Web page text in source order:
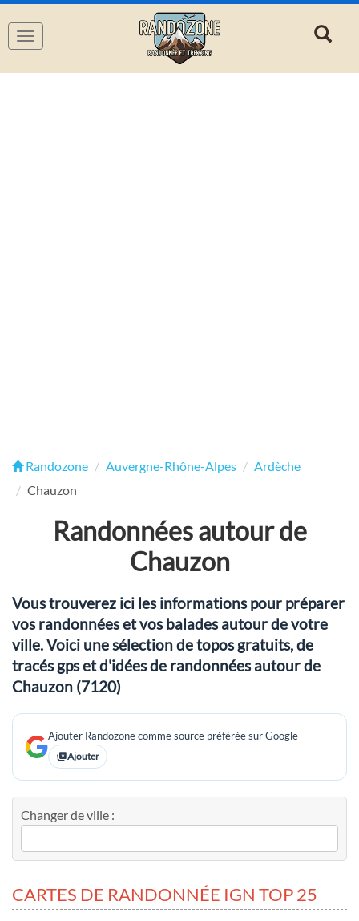
Navigation
Randozone Auvergne-Rhône-Alpes
Ardèche
Chauzon
Randonnées autour de
Chauzon
Vous trouverez ici les informations pour préparer
vos randonnées et vos balades autour de votre
ville. Voici une sélection de topos gratuits, de
tracés gps et d'idées de randonnées autour de
Chauzon (7120)
Ajouter Randozone comme source préférée sur Google
Ajouter
Changer de ville :
CARTES DE RANDONNÉE IGN TOP 25